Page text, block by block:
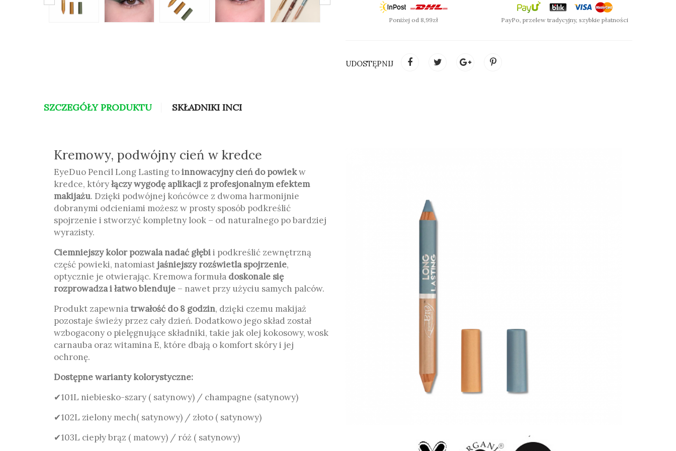
Poniżej od 8,99zł PayPo, przelew tradycyjny, szybkie płatności
UDOSTĘPNIJ
SZCZEGÓŁY PRODUKTU SKŁADNIKI INCI
Kremowy, podwójny cień w kredce
EyeDuo Pencil Long Lasting toinnowacyjny cień do powiekw
kredce, któryłączy wygodę aplikacji z profesjonalnym efektem
makijażu. Dzięki podwójnej końcówce z dwoma harmonijnie
dobranymi odcieniami możesz w prosty sposób podkreślić
spojrzenie i stworzyć kompletny look – od naturalnego po bardziej
wyrazisty.
Ciemniejszy kolor pozwala nadać głębii podkreślić zewnętrzną
część powieki, natomiast jaśniejszy rozświetla spojrzenie,
optycznie je otwierając. Kremowa formuła doskonale się
rozprowadza i łatwo blenduje – nawet przy użyciu samych palców.
Produkt zapewniatrwałość do 8 godzin, dzięki czemu makijaż
pozostaje świeży przez cały dzień. Dodatkowo jego skład został
wzbogacony o pielęgnujące składniki, takie jak olej kokosowy, wosk
carnauba oraz witamina E, które dbają o komfort skóry i jej
ochronę.
Dostępne warianty kolorystyczne:
✔101L niebiesko-szary ( satynowy) / champagne (satynowy)
✔102L zielony mech( satynowy) / złoto ( satynowy)
✔103L ciepły brąz ( matowy) / róż ( satynowy)